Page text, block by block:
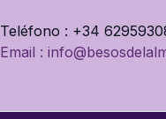
Teléfono : +34
Email :